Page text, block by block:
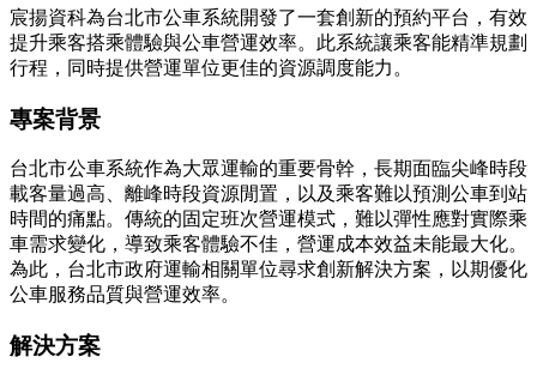
宸揚資科為台北市公車系統開發了一套創新的預約平台，有效
提升乘客搭乘體驗與公車營運效率。此系統讓乘客能精準規劃
行程，同時提供營運單位更佳的資源調度能力。
專案背景
台北市公車系統作為大眾運輸的重要骨幹，長期面臨尖峰時段
載客量過高、離峰時段資源閒置，以及乘客難以預測公車到站
時間的痛點。傳統的固定班次營運模式，難以彈性應對實際乘
車需求變化，導致乘客體驗不佳，營運成本效益未能最大化。
為此，台北市政府運輸相關單位尋求創新解決方案，以期優化
公車服務品質與營運效率。
解決方案